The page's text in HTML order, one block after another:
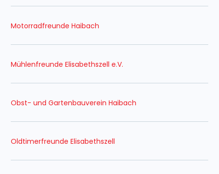
Motorradfreunde Haibach
Mühlenfreunde Elisabethszell e.V.
Obst- und Gartenbauverein Haibach
Oldtimerfreunde Elisabethszell